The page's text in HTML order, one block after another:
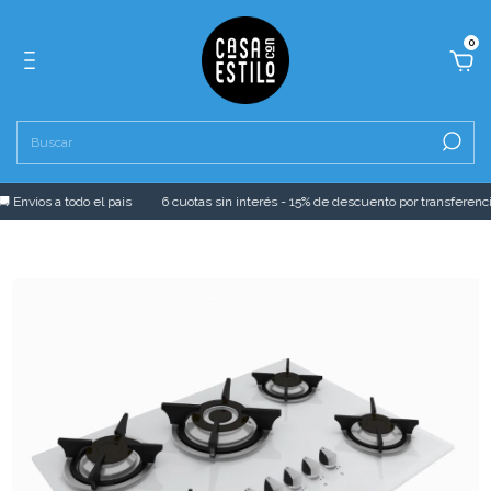
0
a todo el pais 6 cuotas sin interés - 15% de descuento por